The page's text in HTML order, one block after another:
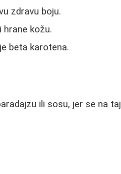
zdravu boju.
hrane kožu.
beta karotena.
ili sosu, jer se na taj